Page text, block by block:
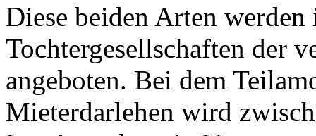
Diese beiden Arten werden
Tochtergesellschaften der
angeboten. Bei dem
Mieterdarlehen wird